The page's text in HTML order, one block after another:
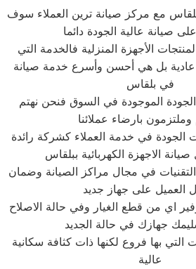
مع مركز صيانة ترين العملاء سوف
صيانة عالية الجودة دائما
الأجهزة المنزلية فالخدمة التي
بل هي أحسن وأسرع خدمة صيانة
في بلقاس‏
الموجودة في السوق فنحن نهتم
بارضاء عملائنا
الجودة في خدمة العملاء كشركة رائدة
الاجهزة الكهربائية ببلقاس‏
في مجال مراكز الصيانة وضمان
العميل على جهاز جديد
جهازك في حالة الجديد
بها فروع لكنها ذات كثافة سكانية
عالية